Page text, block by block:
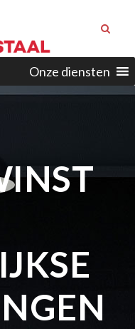
Onze diensten